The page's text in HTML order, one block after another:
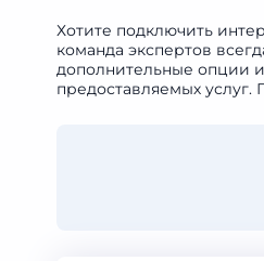
Хотите подключить
команда экспертов
дополнительные опции
предоставляемых